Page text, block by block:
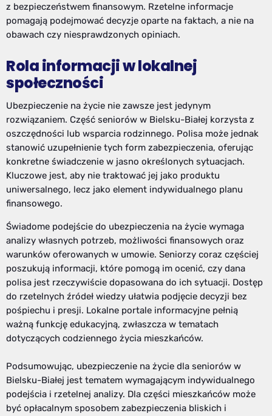
z bezpieczeństwem finansowym. Rzetelne informacje
pomagają podejmować decyzje oparte na faktach, a nie na
obawach czy niesprawdzonych opiniach.
Rola informacji w lokalnej
społeczności
Ubezpieczenie na życie nie zawsze jest jedynym
rozwiązaniem. Część seniorów w Bielsku-Białej korzysta z
oszczędności lub wsparcia rodzinnego. Polisa może jednak
stanowić uzupełnienie tych form zabezpieczenia, oferując
konkretne świadczenie w jasno określonych sytuacjach.
Kluczowe jest, aby nie traktować jej jako produktu
uniwersalnego, lecz jako element indywidualnego planu
finansowego.
Świadome podejście do ubezpieczenia na życie wymaga
analizy własnych potrzeb, możliwości finansowych oraz
warunków oferowanych w umowie. Seniorzy coraz częściej
poszukują informacji, które pomogą im ocenić, czy dana
polisa jest rzeczywiście dopasowana do ich sytuacji. Dostęp
do rzetelnych źródeł wiedzy ułatwia podjęcie decyzji bez
pośpiechu i presji. Lokalne portale informacyjne pełnią
ważną funkcję edukacyjną, zwłaszcza w tematach
dotyczących codziennego życia mieszkańców.
Podsumowując, ubezpieczenie na życie dla seniorów w
Bielsku-Białej jest tematem wymagającym indywidualnego
podejścia i rzetelnej analizy. Dla części mieszkańców może
być opłacalnym sposobem zabezpieczenia bliskich i